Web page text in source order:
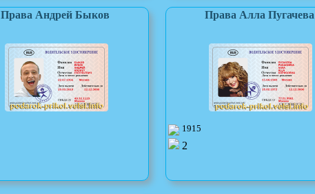
Права Андрей Быков Права Алла Пугачева
1915
2